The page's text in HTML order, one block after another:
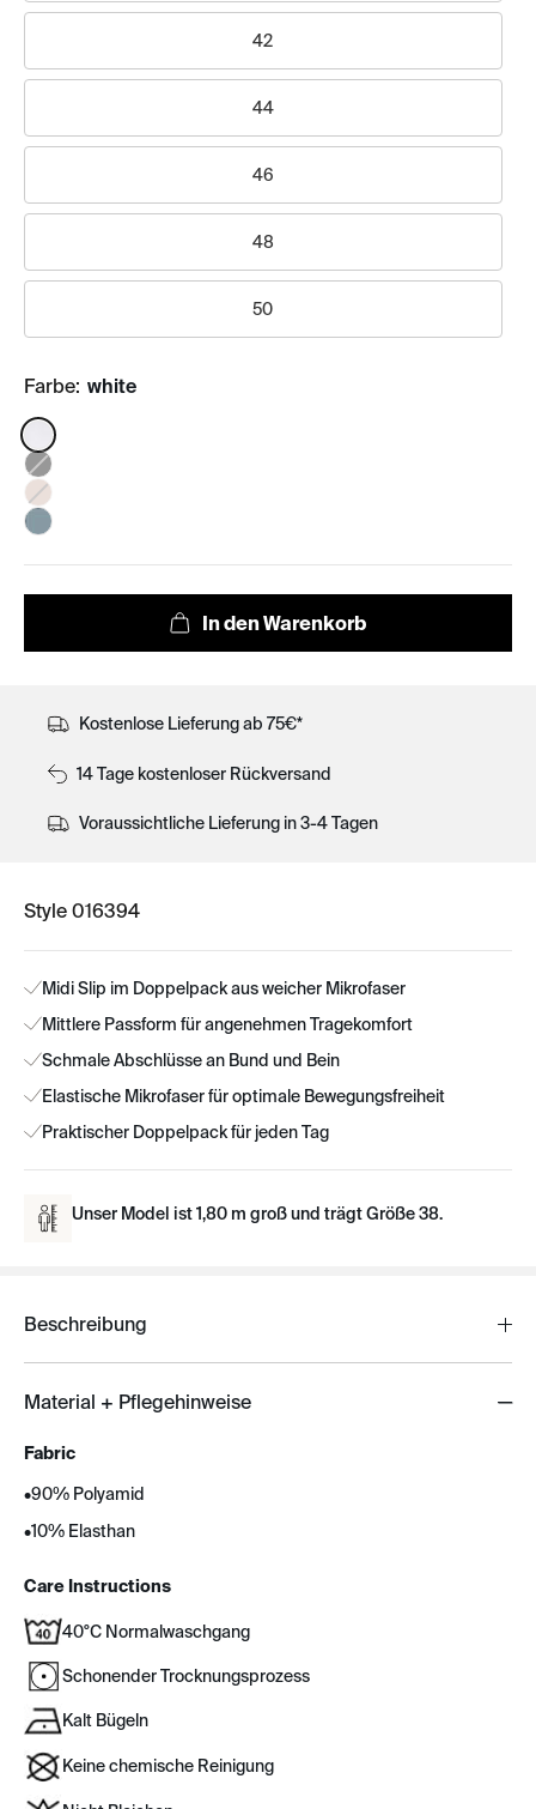
42
44
46
48
50
Farbe: white
Color:
Kostenlose Lieferung ab 75€*
14 Tage kostenloser Rückversand
Voraussichtliche Lieferung in 3-4 Tagen
Style 016394
Midi Slip im Doppelpack aus weicher Mikrofaser
Mittlere Passform für angenehmen Tragekomfort
Schmale Abschlüsse an Bund und Bein
Elastische Mikrofaser für optimale Bewegungsfreiheit
Praktischer Doppelpack für jeden Tag
Unser Model ist 1,80 m groß und trägt Größe 38.
Beschreibung
Material + Pflegehinweise
Fabric
•90% Polyamid
•10% Elasthan
Care Instructions
40°C Normalwaschgang
Schonender Trocknungsprozess
Kalt Bügeln
Keine chemische Reinigung